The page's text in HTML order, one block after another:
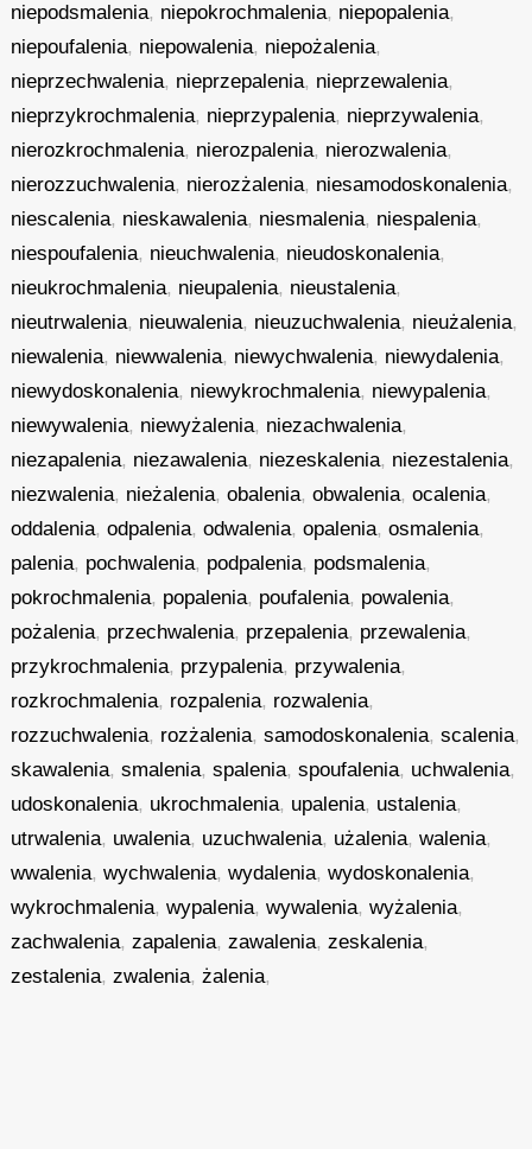
niepodsmalenia, niepokrochmalenia, niepopalenia,
niepoufalenia, niepowalenia, niepożalenia,
nieprzechwalenia, nieprzepalenia, nieprzewalenia,
nieprzykrochmalenia, nieprzypalenia, nieprzywalenia,
nierozkrochmalenia, nierozpalenia, nierozwalenia,
nierozzuchwalenia, nierozżalenia, niesamodoskonalenia,
niescalenia, nieskawalenia, niesmalenia, niespalenia,
niespoufalenia, nieuchwalenia, nieudoskonalenia,
nieukrochmalenia, nieupalenia, nieustalenia,
nieutrwalenia, nieuwalenia, nieuzuchwalenia, nieużalenia,
niewalenia, niewwalenia, niewychwalenia, niewydalenia,
niewydoskonalenia, niewykrochmalenia, niewypalenia,
niewywalenia, niewyżalenia, niezachwalenia,
niezapalenia, niezawalenia, niezeskalenia, niezestalenia,
niezwalenia, nieżalenia,obalenia,obwalenia,ocalenia,
oddalenia,odpalenia,odwalenia,opalenia,osmalenia,
palenia, pochwalenia, podpalenia, podsmalenia,
pokrochmalenia, popalenia, poufalenia, powalenia,
pożalenia, przechwalenia, przepalenia, przewalenia,
przykrochmalenia, przypalenia, przywalenia,
rozkrochmalenia, rozpalenia, rozwalenia,
rozzuchwalenia, rozżalenia,samodoskonalenia,scalenia,
skawalenia,smalenia,spalenia,spoufalenia, uchwalenia,
udoskonalenia, ukrochmalenia, upalenia, ustalenia,
utrwalenia, uwalenia, uzuchwalenia, użalenia,walenia,
wwalenia,wychwalenia,wydalenia,wydoskonalenia,
wykrochmalenia,wypalenia,wywalenia,wyżalenia,
zachwalenia,zapalenia,zawalenia,zeskalenia,
zestalenia,zwalenia,żalenia,